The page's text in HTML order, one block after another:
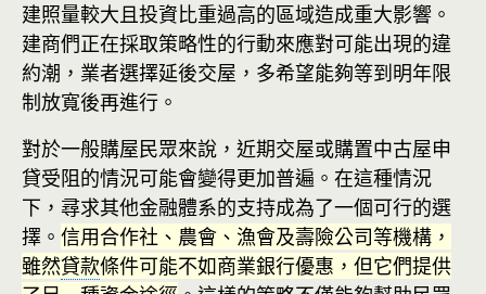
建照量較大且投資比重過高的區域造成重大影響。
建商們正在採取策略性的行動來應對可能出現的違
約潮，業者選擇延後交屋，多希望能夠等到明年限
制放寬後再進行。
對於一般購屋民眾來說，近期交屋或購置中古屋申
貸受阻的情況可能會變得更加普遍。在這種情況
下，尋求其他金融體系的支持成為了一個可行的選
擇。 信用合作社、農會、漁會及壽險公司等機構，
雖然貸款條件可能不如商業銀行優惠，但它們提供